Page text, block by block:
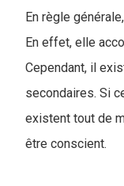
En règle
En effet, elle
Cependant, il
secondaires. Si
existent tout de
être conscient.